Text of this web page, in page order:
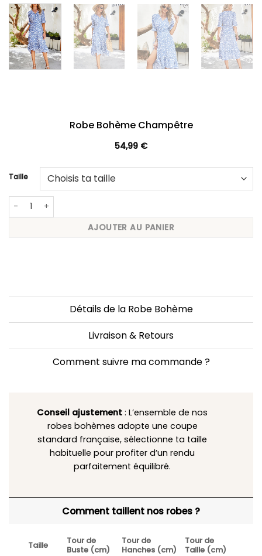
Robe Bohème Champêtre
54,99 €
Taille
quantité de Robe Bohème Champêtre
AJOUTER AU PANIER
Détails de la Robe Bohème
Livraison & Retours
Comment suivre ma commande ?
Conseil ajustement : L’ensemble de nos
robes bohèmes adopte une coupe
standard française, sélectionne ta taille
habituelle pour profiter d’un rendu
parfaitement équilibré.
Comment taillent nos robes ?
Taille
Tour de
Buste (cm)
Tour de
Hanches (cm)
Tour de
Taille (cm)